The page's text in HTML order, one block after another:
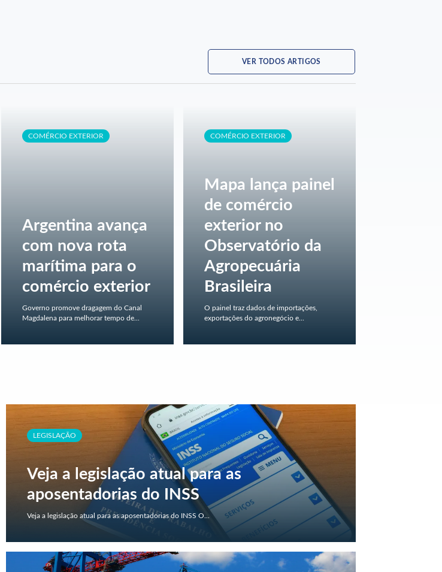
VER TODOS ARTIGOS
COMÉRCIO EXTERIOR
Argentina avança
com nova rota
marítima para o
comércio exterior
Governo promove dragagem do Canal
Magdalena para melhorar tempo de...
COMÉRCIO EXTERIOR
Mapa lança painel
de comércio
exterior no
Observatório da
Agropecuária
Brasileira
O painel traz dados de importações,
exportações do agronegócio e...
LEGISLAÇÃO
Veja a legislação atual para as
aposentadorias do INSS
Veja a legislação atual para as aposentadorias do INSS O...